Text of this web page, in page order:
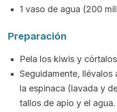
1 vaso de agua (200
Preparación
Pela los kiwis y
Seguidamente, llévalos
la espinaca (lavada y
tallos de apio y el agua.